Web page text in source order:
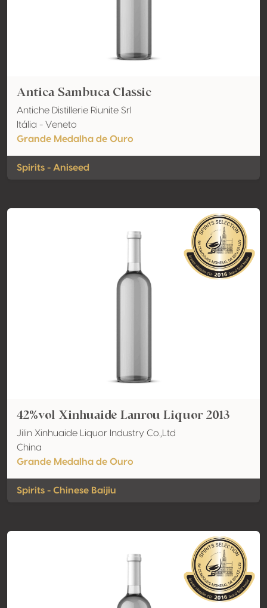
Antica Sambuca Classic
Antiche Distillerie Riunite Srl
Itália - Veneto
Grande Medalha de Ouro
Spirits - Aniseed
42%vol Xinhuaide Lanrou Liquor 2013
Jilin Xinhuaide Liquor Industry Co.,Ltd
China
Grande Medalha de Ouro
Spirits - Chinese Baijiu